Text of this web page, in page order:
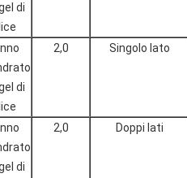
di
di
2,0 Singolo lato
di
2,0 Doppi lati